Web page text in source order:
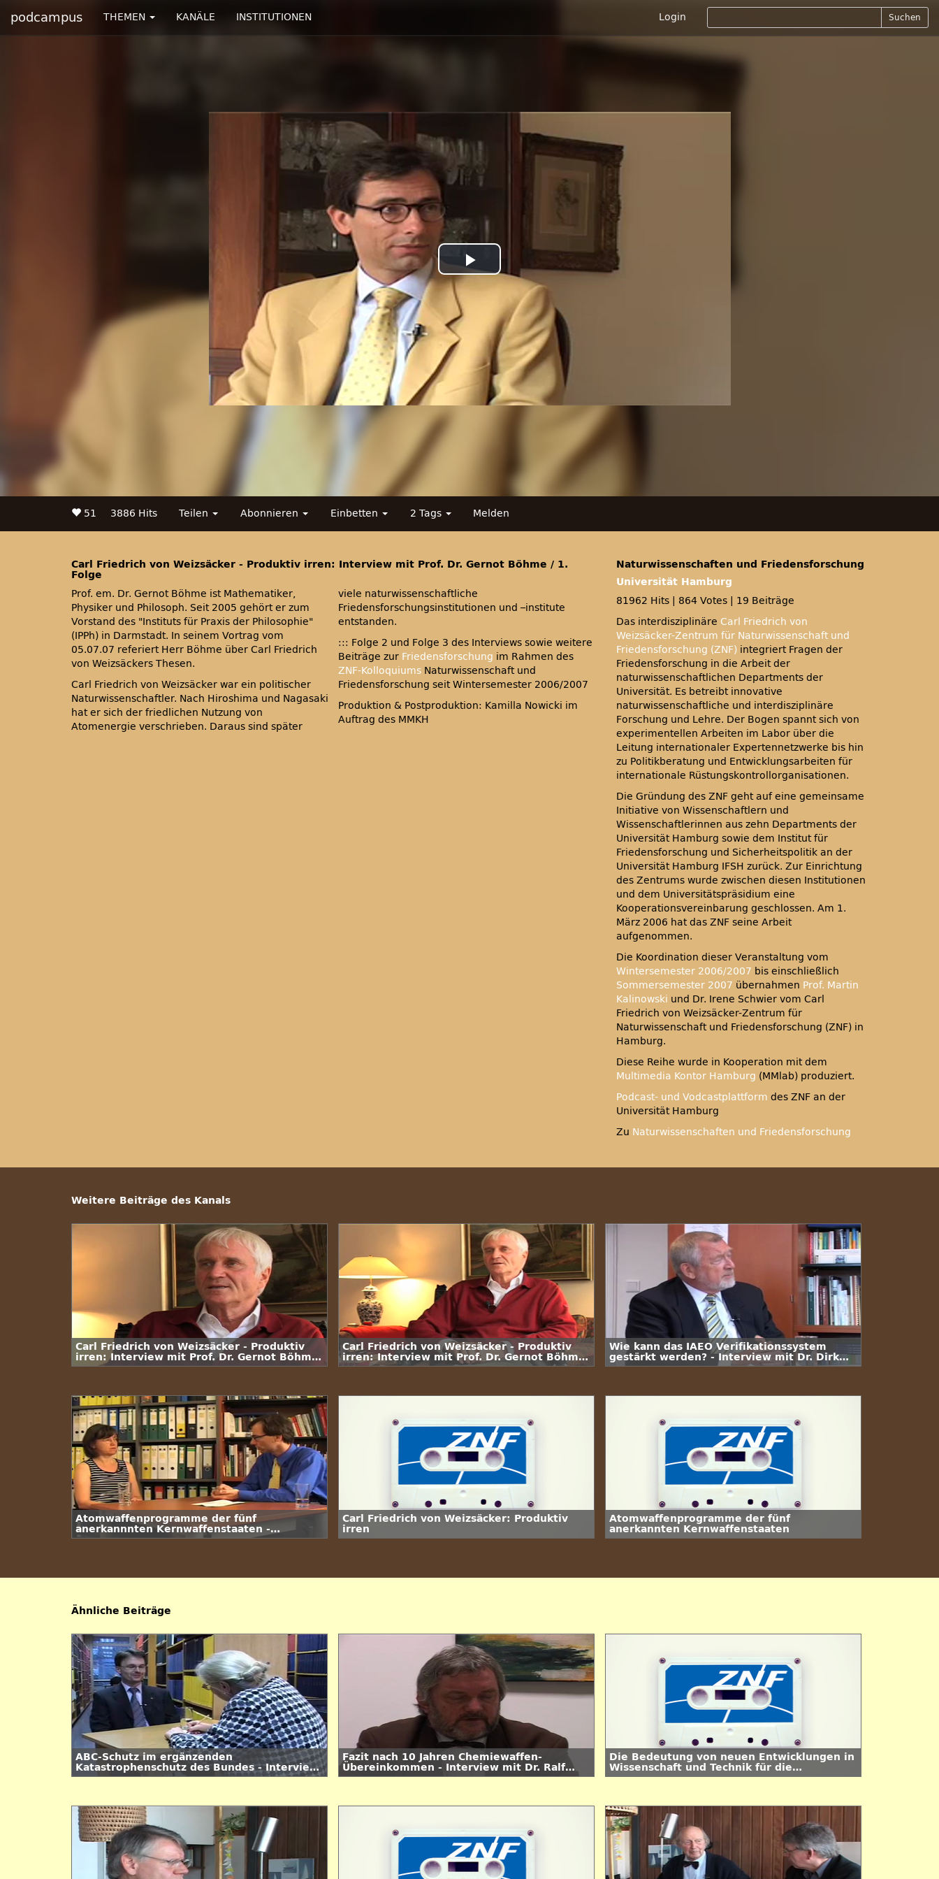
podcampus THEMEN KANÄLE INSTITUTIONEN Login Suchen
Play
Video
51 3886 Hits Teilen Abonnieren Einbetten 2 Tags Melden
Carl Friedrich von Weizsäcker - Produktiv irren: Interview mit Prof. Dr. Gernot Böhme / 1.
Folge
Prof. em. Dr. Gernot Böhme ist Mathematiker,
Physiker und Philosoph. Seit 2005 gehört er zum
Vorstand des
Instituts für Praxis der Philosophie
(IPPh) in Darmstadt. In seinem Vortrag vom
05.07.07 referiert Herr Böhme über Carl Friedrich
von Weizsäckers Thesen.
Carl Friedrich von Weizsäcker war ein politischer
Naturwissenschaftler. Nach Hiroshima und Nagasaki
hat er sich der friedlichen Nutzung von
Atomenergie verschrieben. Daraus sind später
viele naturwissenschaftliche
Friedensforschungsinstitutionen und –institute
entstanden.
::: Folge 2 und Folge 3 des Interviews sowie weitere
Beiträge zur Friedensforschung im Rahmen des
ZNF-Kolloquiums Naturwissenschaft und
Friedensforschung seit Wintersemester 2006/2007
Produktion & Postproduktion: Kamilla Nowicki im
Auftrag des MMKH
Naturwissenschaften und Friedensforschung
Universität Hamburg
81962 Hits
864 Votes
19 Beiträge
Das interdisziplinäre Carl Friedrich von
Weizsäcker-Zentrum für Naturwissenschaft und
Friedensforschung (ZNF) integriert Fragen der
Friedensforschung in die Arbeit der
naturwissenschaftlichen Departments der
Universität. Es betreibt innovative
naturwissenschaftliche und interdisziplinäre
Forschung und Lehre. Der Bogen spannt sich von
experimentellen Arbeiten im Labor über die
Leitung internationaler Expertennetzwerke bis hin
zu Politikberatung und Entwicklungsarbeiten für
internationale Rüstungskontrollorganisationen.
Die Gründung des ZNF geht auf eine gemeinsame
Initiative von Wissenschaftlern und
Wissenschaftlerinnen aus zehn Departments der
Universität Hamburg sowie dem Institut für
Friedensforschung und Sicherheitspolitik an der
Universität Hamburg IFSH zurück. Zur Einrichtung
des Zentrums wurde zwischen diesen Institutionen
und dem Universitätspräsidium eine
Kooperationsvereinbarung geschlossen. Am 1.
März 2006 hat das ZNF seine Arbeit
aufgenommen.
Die Koordination dieser Veranstaltung vom
Wintersemester 2006/2007 bis einschließlich
Sommersemester 2007 übernahmen Prof. Martin
Kalinowski und Dr. Irene Schwier vom Carl
Friedrich von Weizsäcker-Zentrum für
Naturwissenschaft und Friedensforschung (ZNF) in
Hamburg.
Diese Reihe wurde in Kooperation mit dem
Multimedia Kontor Hamburg (MMlab) produziert.
Podcast- und Vodcastplattform des ZNF an der
Universität Hamburg
Zu Naturwissenschaften und Friedensforschung
Weitere Beiträge des Kanals
Carl Friedrich von Weizsäcker - Produktiv
irren: Interview mit Prof. Dr. Gernot Böhme
/ 3. Folge
Carl Friedrich von Weizsäcker - Produktiv
irren: Interview mit Prof. Dr. Gernot Böhme
/ 2. Folge
Wie kann das IAEO Verifikationssystem
gestärkt werden? - Interview mit Dr. Dirk
Schriefer
Atomwaffenprogramme der fünf
anerkannnten Kernwaffenstaaten -
Interview mit Dr. Annette Schaper
Carl Friedrich von Weizsäcker: Produktiv
irren
Atomwaffenprogramme der fünf
anerkannten Kernwaffenstaaten
Ähnliche Beiträge
ABC-Schutz im ergänzenden
Katastrophenschutz des Bundes - Interview
mit Dr. Roman Trebbe vom BBK
Fazit nach 10 Jahren Chemiewaffen-
Übereinkommen - Interview mit Dr. Ralf
Trapp
Die Bedeutung von neuen Entwicklungen in
Wissenschaft und Technik für die
Biowaffenkontrolle